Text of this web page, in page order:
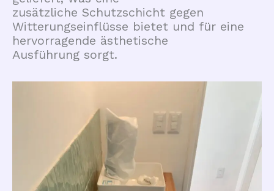
zusätzliche Schutzschicht gegen
Witterungseinflüsse bietet und für eine
hervorragende ästhetische
Ausführung sorgt.